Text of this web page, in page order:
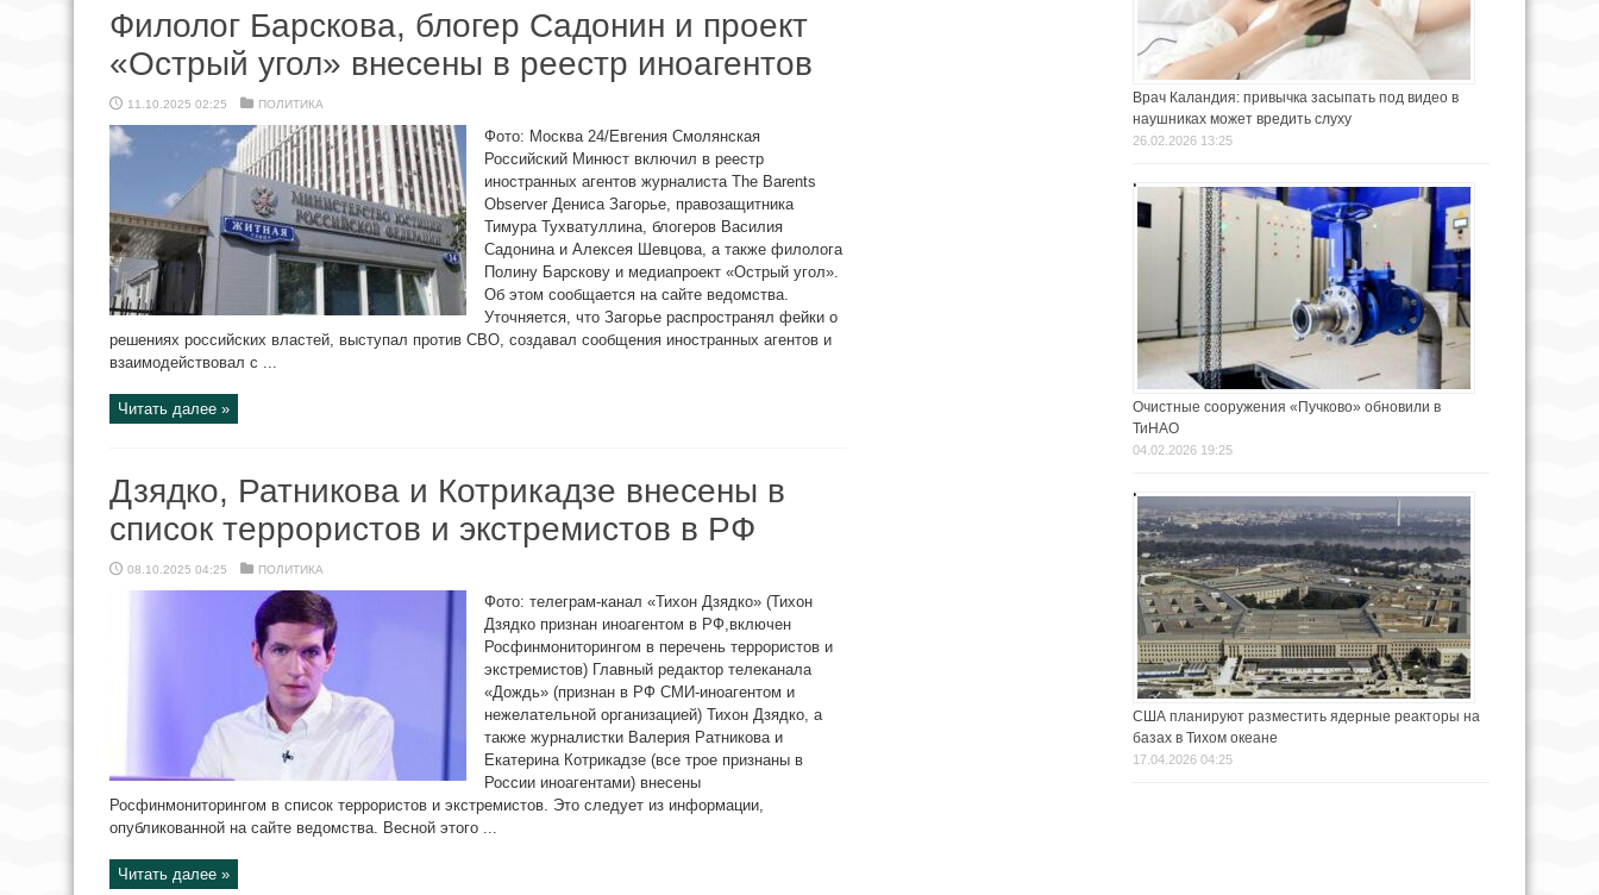
Филолог Барскова, блогер Садонин и проект
«Острый угол» внесены в реестр иноагентов
11.10.2025 02:25 ПОЛИТИКА
Фото: Москва 24/Евгения Смолянская
Российский Минюст включил в реестр
иностранных агентов журналиста The Barents
Observer Дениса Загорье, правозащитника
Тимура Тухватуллина, блогеров Василия
Садонина и Алексея Шевцова, а также филолога
Полину Барскову и медиапроект «Острый угол».
Об этом сообщается на сайте ведомства.
Уточняется, что Загорье распространял фейки о
решениях российских властей, выступал против СВО, создавал сообщения иностранных агентов и
взаимодействовал с ...
Читать далее »
Дзядко, Ратникова и Котрикадзе внесены в
список террористов и экстремистов в РФ
08.10.2025 04:25 ПОЛИТИКА
Фото: телеграм-канал «Тихон Дзядко» (Тихон
Дзядко признан иноагентом в РФ,включен
Росфинмониторингом в перечень террористов и
экстремистов) Главный редактор телеканала
«Дождь» (признан в РФ СМИ-иноагентом и
нежелательной организацией) Тихон Дзядко, а
также журналистки Валерия Ратникова и
Екатерина Котрикадзе (все трое признаны в
России иноагентами) внесены
Росфинмониторингом в список террористов и экстремистов. Это следует из информации,
опубликованной на сайте ведомства. Весной этого ...
Читать далее »
Врач Каландия: привычка засыпать под видео в
наушниках может вредить слуху
26.02.2026 13:25
Очистные сооружения «Пучково» обновили в
ТиНАО
04.02.2026 19:25
США планируют разместить ядерные реакторы на
базах в Тихом океане
17.04.2026 04:25